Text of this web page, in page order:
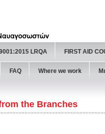
LRQA FIRST AID
FAQ Where we work
the Branches